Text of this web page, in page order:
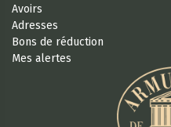
Avoirs
Adresses
Bons de réduction
Mes alertes